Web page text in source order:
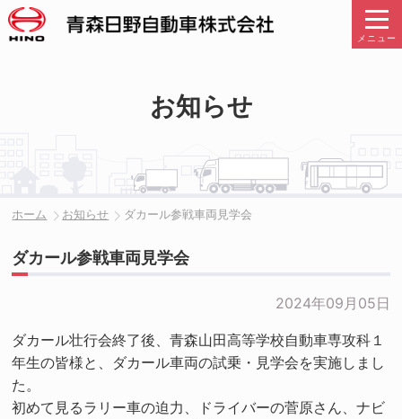
メニュー
お知らせ
ホーム お知らせ ダカール参戦車両見学会
ダカール参戦車両見学会
2024年09月05日
ダカール壮行会終了後、青森山田高等学校自動車専攻科１
年生の皆様と、ダカール車両の試乗・見学会を実施しまし
た。
初めて見るラリー車の迫力、ドライバーの菅原さん、ナビ